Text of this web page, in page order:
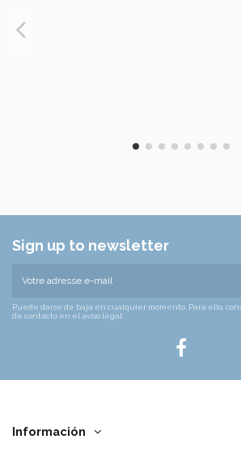
Sign up to newsletter
Puede darse de baja en cualquier momento. Para ello,
de contacto en el aviso legal.
Información